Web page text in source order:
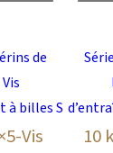
de
Vis
à billes S
Vis
10